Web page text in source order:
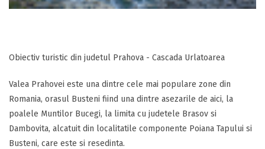
Obiectiv turistic din judetul Prahova - Cascada Urlatoarea
Valea Prahovei este una dintre cele mai populare zone din
Romania, orasul Busteni fiind una dintre asezarile de aici, la
poalele Muntilor Bucegi, la limita cu judetele Brasov si
Dambovita, alcatuit din localitatile componente Poiana Tapului si
Busteni, care este si resedinta.